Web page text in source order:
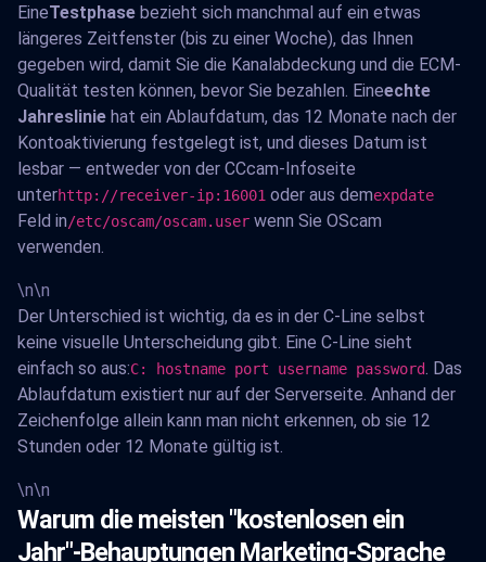
EineTestphase bezieht sich manchmal auf ein etwas
längeres Zeitfenster (bis zu einer Woche), das Ihnen
gegeben wird, damit Sie die Kanalabdeckung und die ECM-
Qualität testen können, bevor Sie bezahlen. Eineechte
Jahreslinie hat ein Ablaufdatum, das 12 Monate nach der
Kontoaktivierung festgelegt ist, und dieses Datum ist
lesbar — entweder von der CCcam-Infoseite
unterhttp://receiver-ip:16001 oder aus demexpdate
Feld in/etc/oscam/oscam.user wenn Sie OScam
verwenden.
\n\n
Der Unterschied ist wichtig, da es in der C-Line selbst
keine visuelle Unterscheidung gibt. Eine C-Line sieht
einfach so aus:C: hostname port username password
. Das
Ablaufdatum existiert nur auf der Serverseite. Anhand der
Zeichenfolge allein kann man nicht erkennen, ob sie 12
Stunden oder 12 Monate gültig ist.
\n\n
Warum die meisten "kostenlosen ein
Jahr"-Behauptungen Marketing-Sprache